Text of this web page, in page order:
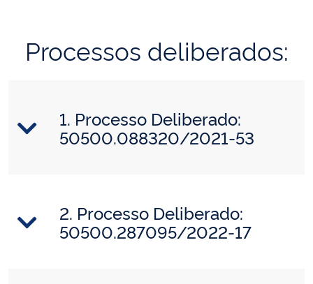
Processos deliberados:
1. Processo Deliberado:
50500.088320/2021-53
2. Processo Deliberado:
50500.287095/2022-17